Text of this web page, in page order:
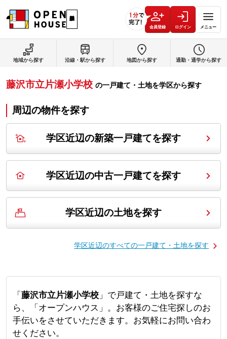
会員登録 ログイン メニュー
地域から探す 沿線・駅から探す 地図から探す 通勤・通学から探す
藤沢市立片瀬小学校 の一戸建て・土地を学区から探す
周辺の物件を探す
学区近辺の新築一戸建てを探す
学区近辺の中古一戸建てを探す
学区近辺の土地を探す
学区近辺のすべての一戸建て・土地を探す
「 藤沢市立片瀬小学校」で戸建て・土地を探すな
ら、「オープンハウス」。お客様のご住宅探しのお
手伝いをさせていただきます。お気軽にお問い合わ
せください。